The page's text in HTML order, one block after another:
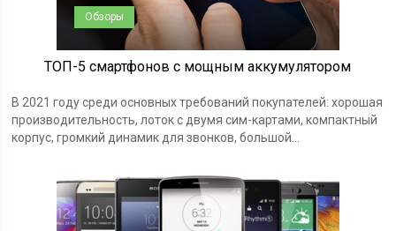
Обзоры
ТОП-5 смартфонов с мощным аккумулятором
В 2021 году среди основных требований покупателей: хорошая
производительность, лоток с двумя сим-картами, компактный
корпус, громкий динамик для звонков, большой...